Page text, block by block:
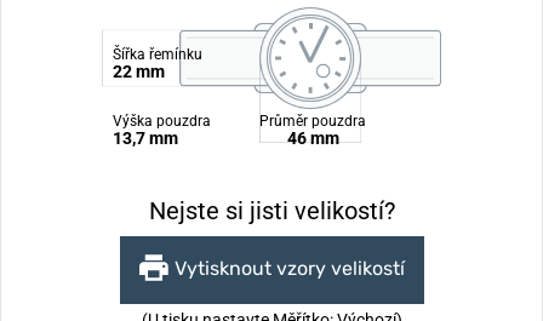
Šířka řemínku
22 mm
Výška pouzdra
13,7 mm
Průměr pouzdra
46 mm
Nejste si jisti velikostí?
Vytisknout vzory velikostí